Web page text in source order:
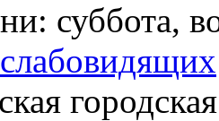
суббота,